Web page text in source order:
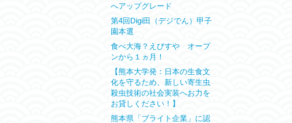
へアップグレード
第4回Digi田（デジでん）甲子
園本選
食べ大海？えびすや オープ
ンから１ヵ月！
【熊本大学発：日本の生食文
化を守るため、新しい寄生虫
殺虫技術の社会実装へお力を
お貸しください！】
熊本県「ブライト企業」に認